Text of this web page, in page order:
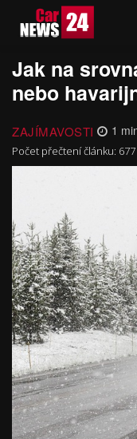
Jak na
nebo
ZAJÍMAVOSTI 1
Počet přečtení článku: 677